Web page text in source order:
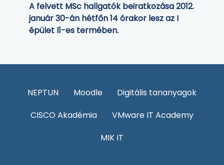
A felvett MSc hallgatók beiratkozása 2012.
január 30-án hétfőn 14 órakor lesz az I
épület I1-es termében.
NEPTUN Moodle
Digitális tananyagok
CISCO Akadémia
VMware IT Academy
MIK IT